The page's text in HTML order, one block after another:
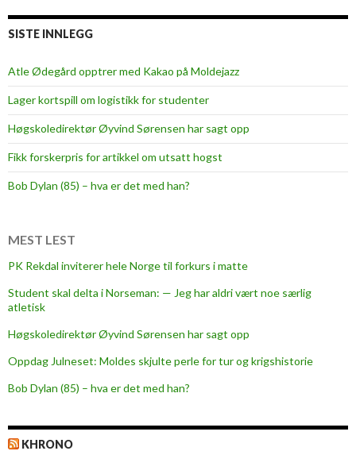
SISTE INNLEGG
Atle Ødegård opptrer med Kakao på Moldejazz
Lager kortspill om logistikk for studenter
Høgskoledirektør Øyvind Sørensen har sagt opp
Fikk forskerpris for artikkel om utsatt hogst
Bob Dylan (85) – hva er det med han?
MEST LEST
PK Rekdal inviterer hele Norge til forkurs i matte
Student skal delta i Norseman: — Jeg har aldri vært noe særlig
atletisk
Høgskoledirektør Øyvind Sørensen har sagt opp
Oppdag Julneset: Moldes skjulte perle for tur og krigshistorie
Bob Dylan (85) – hva er det med han?
KHRONO